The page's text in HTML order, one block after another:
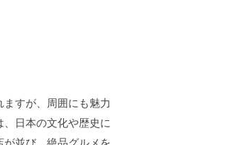
すが、周囲にも魅力
日本の文化や歴史に
並び、絶品グルメを